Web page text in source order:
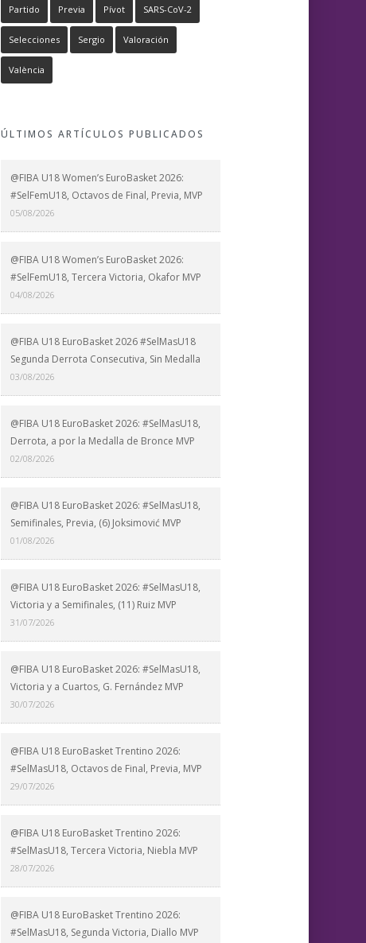
Partido Previa Pívot SARS-CoV-2
Selecciones Sergio Valoración
València
ÚLTIMOS ARTÍCULOS PUBLICADOS
@FIBA U18 Women’s EuroBasket 2026:
#SelFemU18, Octavos de Final, Previa, MVP
05/08/2026
@FIBA U18 Women’s EuroBasket 2026:
#SelFemU18, Tercera Victoria, Okafor MVP
04/08/2026
@FIBA U18 EuroBasket 2026 #SelMasU18
Segunda Derrota Consecutiva, Sin Medalla
03/08/2026
@FIBA U18 EuroBasket 2026: #SelMasU18,
Derrota, a por la Medalla de Bronce MVP
02/08/2026
@FIBA U18 EuroBasket 2026: #SelMasU18,
Semifinales, Previa, (6) Joksimović MVP
01/08/2026
@FIBA U18 EuroBasket 2026: #SelMasU18,
Victoria y a Semifinales, (11) Ruiz MVP
31/07/2026
@FIBA U18 EuroBasket 2026: #SelMasU18,
Victoria y a Cuartos, G. Fernández MVP
30/07/2026
@FIBA U18 EuroBasket Trentino 2026:
#SelMasU18, Octavos de Final, Previa, MVP
29/07/2026
@FIBA U18 EuroBasket Trentino 2026:
#SelMasU18, Tercera Victoria, Niebla MVP
28/07/2026
@FIBA U18 EuroBasket Trentino 2026:
#SelMasU18, Segunda Victoria, Diallo MVP